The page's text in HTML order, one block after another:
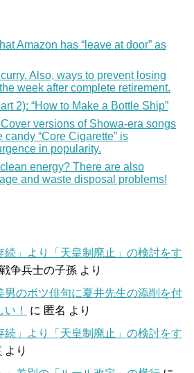
Amazon has “leave at door” as
Also, ways to prevent losing
week after complete retirement.
2): “How to Make a Bottle Ship”
versions of Showa-era songs
“Core Cigarette” is
in popularity.
energy? There are also
and waste disposal problems!
続」より「天皇制廃止」の検討をす
争兵士の子孫 より
男のボツ俳句に夏井先生の添削を付
！
に 匿名 より
続」より「天皇制廃止」の検討をす
より